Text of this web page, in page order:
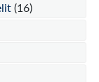
(16)